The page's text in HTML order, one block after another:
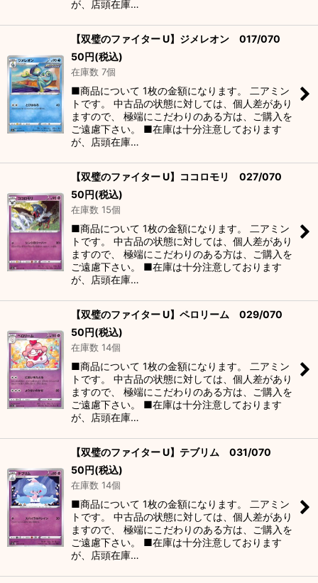
が、店頭在庫…
【双璧のファイター U】ジメレオン 017/070
50円(税込)
在庫数 7個
■商品について 1枚の金額になります。 二アミン
トです。 中古品の状態に対しては、個人差があり
ますので、 極端にこだわりのある方は、ご購入を
ご遠慮下さい。 ■在庫は十分注意しております
が、店頭在庫…
【双璧のファイター U】ココロモリ 027/070
50円(税込)
在庫数 15個
■商品について 1枚の金額になります。 二アミン
トです。 中古品の状態に対しては、個人差があり
ますので、 極端にこだわりのある方は、ご購入を
ご遠慮下さい。 ■在庫は十分注意しております
が、店頭在庫…
【双璧のファイター U】ペロリーム 029/070
50円(税込)
在庫数 14個
■商品について 1枚の金額になります。 二アミン
トです。 中古品の状態に対しては、個人差があり
ますので、 極端にこだわりのある方は、ご購入を
ご遠慮下さい。 ■在庫は十分注意しております
が、店頭在庫…
【双璧のファイター U】テブリム 031/070
50円(税込)
在庫数 14個
■商品について 1枚の金額になります。 二アミン
トです。 中古品の状態に対しては、個人差があり
ますので、 極端にこだわりのある方は、ご購入を
ご遠慮下さい。 ■在庫は十分注意しております
が、店頭在庫…